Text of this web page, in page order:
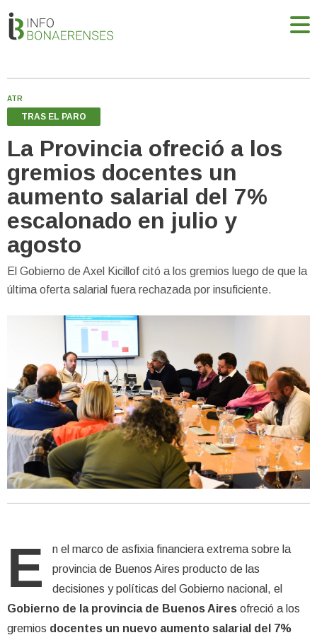
ATR
TRAS EL PARO
La Provincia ofreció a los
gremios docentes un
aumento salarial del 7%
escalonado en julio y
agosto
El Gobierno de Axel Kicillof citó a los gremios luego de que la
última oferta salarial fuera rechazada por insuficiente.
E
n el marco de asfixia financiera extrema sobre la
provincia de Buenos Aires producto de las
decisiones y políticas del Gobierno nacional, el
Gobierno de la provincia de Buenos Aires ofreció a los
gremios docentes un nuevo aumento salarial del 7%